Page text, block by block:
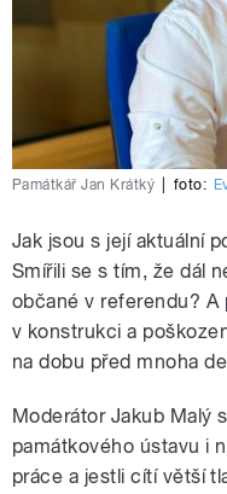
Památkář Jan Krátký foto:
Jak jsou s její aktuální
Smířili se s tím, že dál
občané v referendu? A
v konstrukci a
na dobu před mnoha
Moderátor Jakub Malý
památkového ústavu i
práce a jestli cítí větší